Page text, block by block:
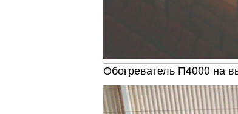
Обогреватель П4000 на